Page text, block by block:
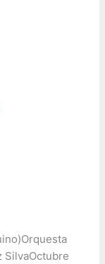
SilvaOctubre